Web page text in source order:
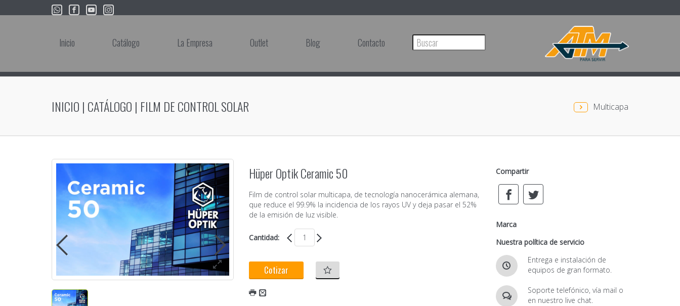
Inicio Catálogo La Empresa Outlet Blog Contacto
INICIO | CATÁLOGO | FILM DE CONTROL SOLAR Multicapa
Hüper Optik Ceramic 50
Film de control solar multicapa, de tecnología nanocerámica alemana,
que reduce el 99.9% la incidencia de los rayos UV y deja pasar el 52%
de la emisión de luz visible.
Cantidad:
Cotizar
Compartir
Marca
Nuestra política de servicio
Entrega e instalación de
equipos de gran formato.
Soporte telefónico, vía mail o
en nuestro live chat.